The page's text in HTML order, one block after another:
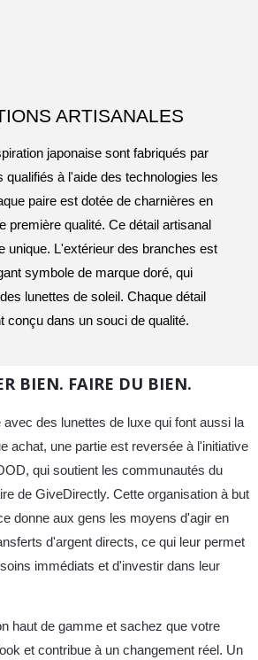
ARTISANALES
japonaise sont fabriqués par
qualifiés à l'aide des technologies les
paire est dotée de charnières en
première qualité. Ce détail artisanal
unique. L'extérieur des branches est
symbole de marque doré, qui
lunettes de soleil. Chaque détail
conçu dans un souci de qualité.
BIEN. FAIRE DU BIEN.
des lunettes de luxe qui font aussi la
achat, une partie est reversée à l'initiative
qui soutient les communautés du
de GiveDirectly. Cette organisation à but
donne aux gens les moyens d'agir en
d'argent directs, ce qui leur permet
immédiats et d'investir dans leur
haut de gamme et sachez que votre
et contribue à un changement réel. Un